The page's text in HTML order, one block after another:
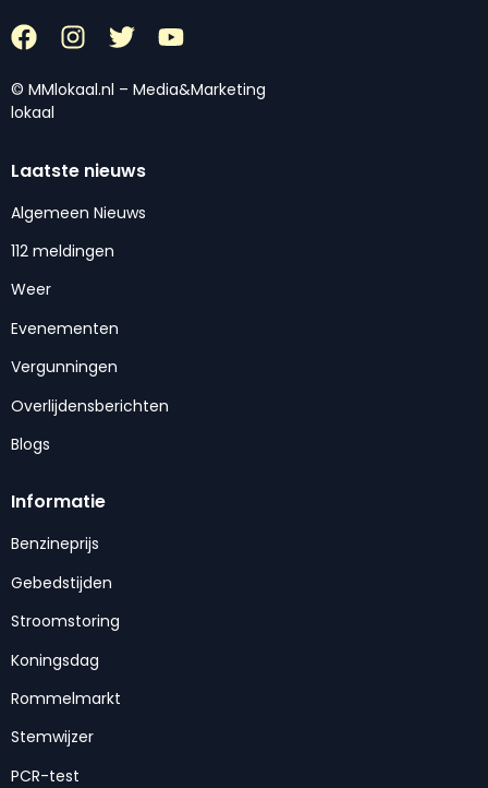
© MMlokaal.nl – Media&Marketing
lokaal
Laatste nieuws
Algemeen Nieuws
112 meldingen
Weer
Evenementen
Vergunningen
Overlijdensberichten
Blogs
Informatie
Benzineprijs
Gebedstijden
Stroomstoring
Koningsdag
Rommelmarkt
Stemwijzer
PCR-test